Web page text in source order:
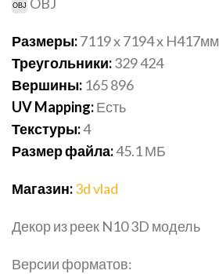
Размеры:7119 x 7194 x H417мм
Треугольники:329 424
Вершины: 165 896
UV Mapping:Есть
Текстуры:4
Размер файла:45.1МБ
Магазин:3d vlad
Декор из реек N10 3D модель
Версии форматов: